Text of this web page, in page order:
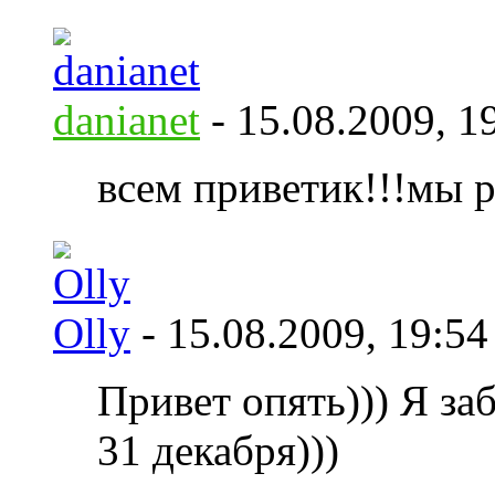
danianet - 15.08.2009,
всем приветик!!!мы
Olly - 15.08.2009, 19:54
Привет опять))) Я
31 декабря)))